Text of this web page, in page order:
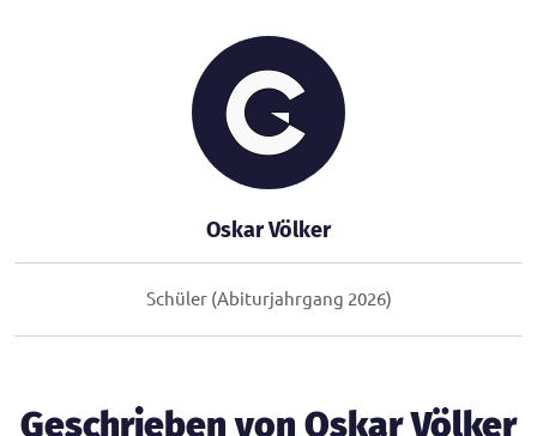
Oskar Völker
Schüler (Abiturjahrgang 2026)
Geschrieben von Oskar Völker